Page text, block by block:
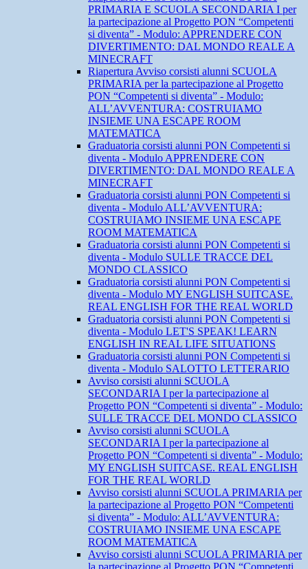
PRIMARIA E SCUOLA SECONDARIA I per
la partecipazione al Progetto PON “Competenti
si diventa” - Modulo: APPRENDERE CON
DIVERTIMENTO: DAL MONDO REALE A
MINECRAFT
Riapertura Avviso corsisti alunni SCUOLA
PRIMARIA per la partecipazione al Progetto
PON “Competenti si diventa” - Modulo:
ALL’AVVENTURA: COSTRUIAMO
INSIEME UNA ESCAPE ROOM
MATEMATICA
Graduatoria corsisti alunni PON Competenti si
diventa - Modulo APPRENDERE CON
DIVERTIMENTO: DAL MONDO REALE A
MINECRAFT
Graduatoria corsisti alunni PON Competenti si
diventa - Modulo ALL’AVVENTURA:
COSTRUIAMO INSIEME UNA ESCAPE
ROOM MATEMATICA
Graduatoria corsisti alunni PON Competenti si
diventa - Modulo SULLE TRACCE DEL
MONDO CLASSICO
Graduatoria corsisti alunni PON Competenti si
diventa - Modulo MY ENGLISH SUITCASE.
REAL ENGLISH FOR THE REAL WORLD
Graduatoria corsisti alunni PON Competenti si
diventa - Modulo LET'S SPEAK! LEARN
ENGLISH IN REAL LIFE SITUATIONS
Graduatoria corsisti alunni PON Competenti si
diventa - Modulo SALOTTO LETTERARIO
Avviso corsisti alunni SCUOLA
SECONDARIA I per la partecipazione al
Progetto PON “Competenti si diventa” - Modulo:
SULLE TRACCE DEL MONDO CLASSICO
Avviso corsisti alunni SCUOLA
SECONDARIA I per la partecipazione al
Progetto PON “Competenti si diventa” - Modulo:
MY ENGLISH SUITCASE. REAL ENGLISH
FOR THE REAL WORLD
Avviso corsisti alunni SCUOLA PRIMARIA per
la partecipazione al Progetto PON “Competenti
si diventa” - Modulo: ALL’AVVENTURA:
COSTRUIAMO INSIEME UNA ESCAPE
ROOM MATEMATICA
Avviso corsisti alunni SCUOLA PRIMARIA per